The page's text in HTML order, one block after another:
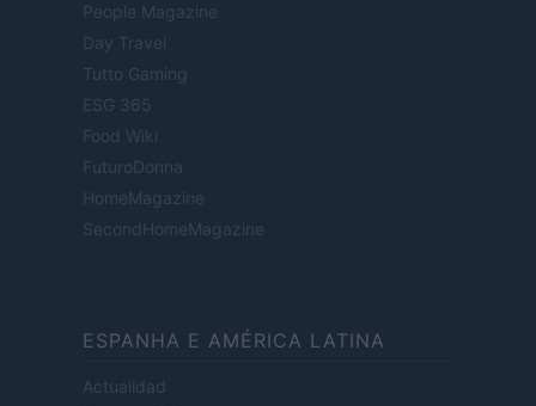
People Magazine
Day Travel
Tutto Gaming
ESG 365
Food Wiki
FuturoDonna
HomeMagazine
SecondHomeMagazine
ESPANHA E AMÉRICA LATINA
Actualidad